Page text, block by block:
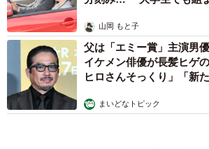
現状の自動車税制は、電動車の税負担
とえばガソリン税を廃止し、代わりに
すれば、車種に関係なく公平に税負担
（2）「走った分だけ課税」という点も
山岡 もと子
父は「エミー賞」主演男
イケメン俳優が長髪ヒゲ
ヒロさんそっくり」「新
まいどなトピック